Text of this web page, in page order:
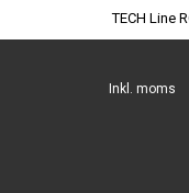
TECH Line
Inkl. moms